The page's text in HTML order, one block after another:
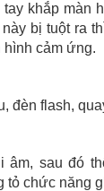
khắp màn
bị tuột ra
hình cảm ứng.
đèn flash,
âm, sau đó
tỏ chức năng